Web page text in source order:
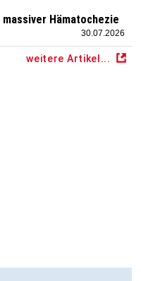
Hämatochezie
30.07.2026
weitere Artikel...